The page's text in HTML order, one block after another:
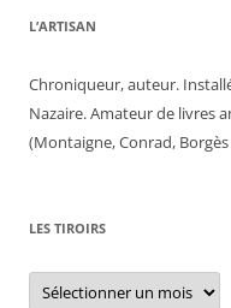
L’ARTISAN
Chroniqueur, auteur.
Nazaire. Amateur de livres
(Montaigne, Conrad,
LES TIROIRS
Les
tiroirs